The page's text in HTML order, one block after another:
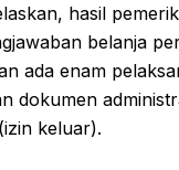
hasil
belanja
ada enam
dokumen
keluar).